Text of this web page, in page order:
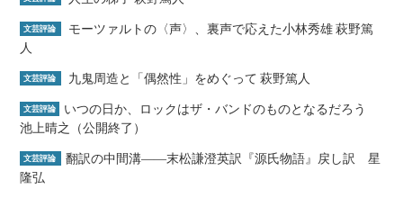
文芸評論
モーツァルトの〈声〉、裏声で応えた小林秀雄 萩野篤
人
文芸評論 九鬼周造と「偶然性」をめぐって 萩野篤人
文芸評論
いつの日か、ロックはザ・バンドのものとなるだろう
池上晴之（公開終了）
文芸評論
翻訳の中間溝――末松謙澄英訳『源氏物語』戻し訳 星
隆弘